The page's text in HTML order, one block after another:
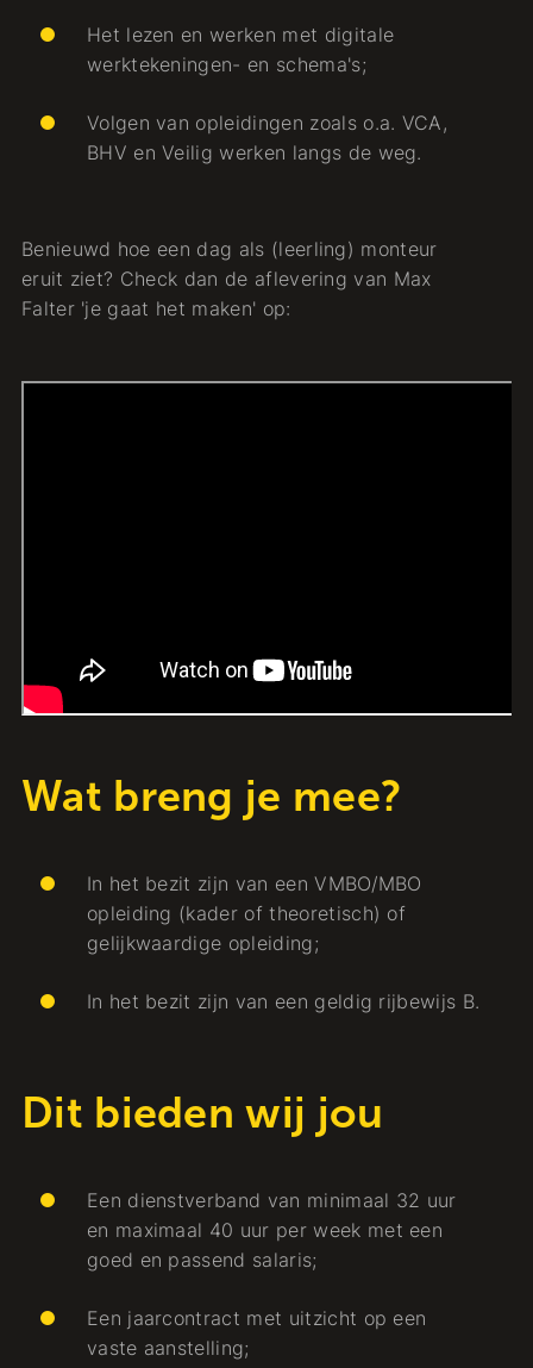
Het lezen en werken met digitale
werktekeningen- en schema's;
Volgen van opleidingen zoals o.a. VCA,
BHV en Veilig werken langs de weg.
Benieuwd hoe een dag als (leerling) monteur
eruit ziet? Check dan de aflevering van Max
Falter 'je gaat het maken' op:
Wat breng je mee?
In het bezit zijn van een VMBO/MBO
opleiding (kader of theoretisch) of
gelijkwaardige opleiding;
In het bezit zijn van een geldig rijbewijs B.
Dit bieden wij jou
Een dienstverband van minimaal 32 uur
en maximaal 40 uur per week met een
goed en passend salaris;
Een jaarcontract met uitzicht op een
vaste aanstelling;